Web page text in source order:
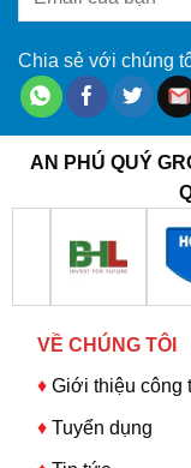
Chia sẻ với chúng
AN PHÚ QUÝ
VỀ CHÚNG TÔI
♦ Giới thiệu công
♦Tuyển dụng